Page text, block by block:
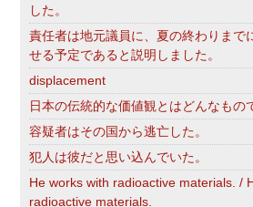
した。
責任者は地元議員に、夏の終わりまで
せる予定であると説明しました。
displacement
日本の伝統的な価値観とはどんなもの
容疑者はその国から逃亡した。
犯人は彼だと思い込んでいた。
He works with radioactive materials. /
radioactive materials.